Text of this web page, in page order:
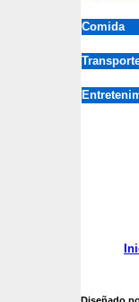
Comida